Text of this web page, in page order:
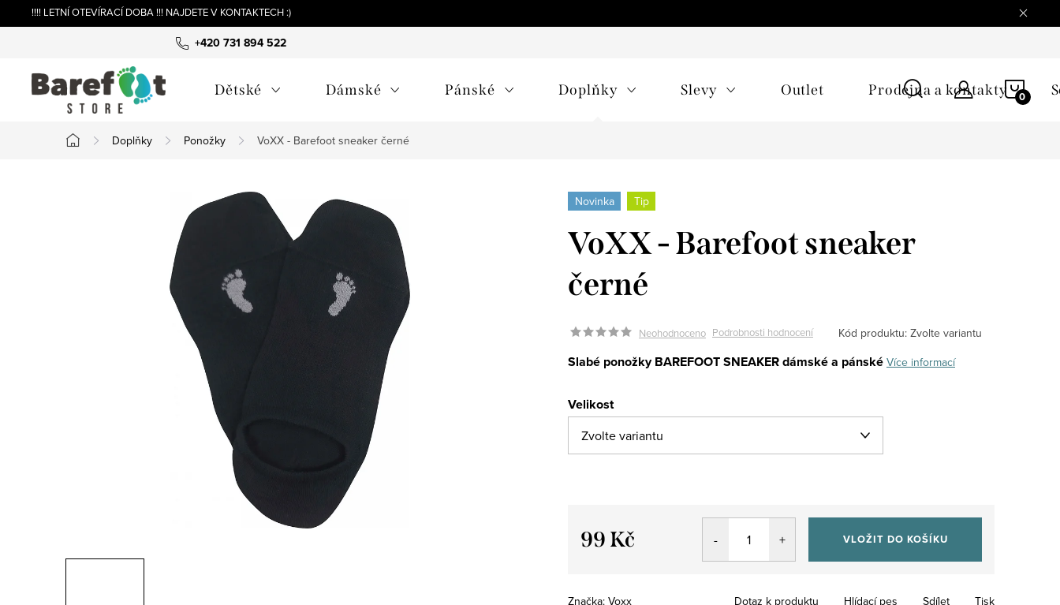
na
!!!! LETNÍ OTEVÍRACÍ DOBA !!! NAJDETE V KONTAKTECH :)
+420 731 894 522
Dětské Dámské Pánské Doplňky Slevy Outlet Prodejna a kontakty
Domů
Doplňky Ponožky VoXX - Barefoot sneaker černé
Novinka Tip
VoXX - Barefoot sneaker
černé
Neohodnoceno Podrobnosti hodnocení Kód produktu: Zvolte variantu
Slabé ponožky BAREFOOT SNEAKER dámské a pánské Více informací
Velikost
99 Kč VLOŽIT DO KOŠÍKU
Značka: Voxx Tisk
Dotaz k produktu Hlídací pes Sdílet